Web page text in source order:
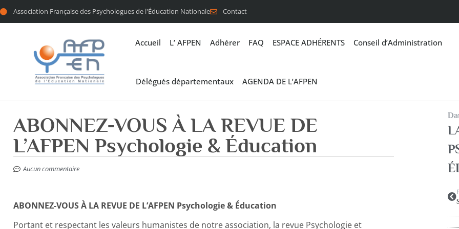
Association Française des Psychologues de l'Éducation Nationale Contact
Accueil L’ AFPEN Adhérer FAQ ESPACE ADHÉRENTS Conseil d’Administration
Délégués départementaux AGENDA DE L’AFPEN
ABONNEZ-VOUS À LA REVUE DE
L’AFPEN Psychologie & Éducation
Aucun commentaire
ABONNEZ-VOUS À LA REVUE DE L’AFPEN Psychologie & Éducation
Portant et respectant les valeurs humanistes de notre association, la revue Psychologie et